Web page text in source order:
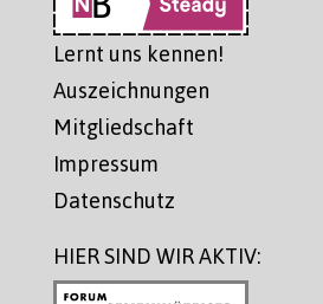
Lernt uns kennen!
Auszeichnungen
Mitgliedschaft
Impressum
Datenschutz
HIER SIND WIR AKTIV: